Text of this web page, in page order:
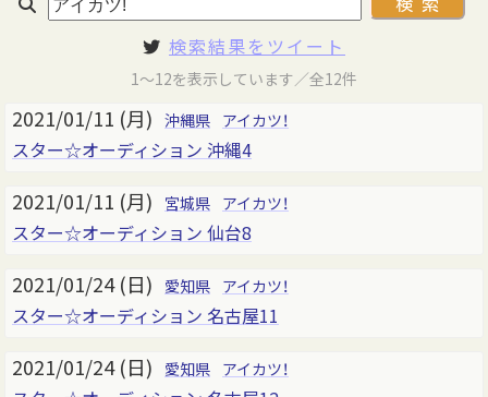
検索結果をツイート
1～12を表示しています／全12件
2021/01/11 (月) 沖縄県 アイカツ！
スター☆オーディション 沖縄4
2021/01/11 (月) 宮城県 アイカツ！
スター☆オーディション 仙台8
2021/01/24 (日) 愛知県 アイカツ！
スター☆オーディション 名古屋11
2021/01/24 (日) 愛知県 アイカツ！